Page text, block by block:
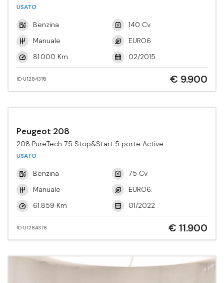
USATO
Benzina
140 Cv
Manuale
EURO6
81.000 Km
02/2015
ID U1284376 € 9.900
Peugeot 208
208 PureTech 75 Stop&Start 5 porte Active
USATO
Benzina
75 Cv
Manuale
EURO6.
61.859 Km
01/2022
ID U1284378 € 11.900